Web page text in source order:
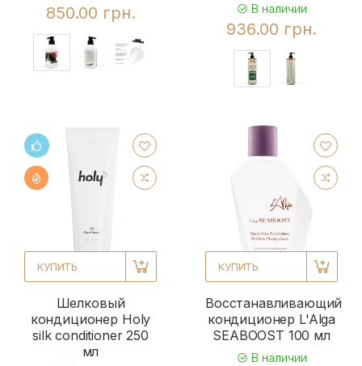
850.00 грн. В наличии
936.00 грн.
КУПИТЬ
Шелковый
кондиционер Holy
silk conditioner 250
мл
КУПИТЬ
Восстанавливающий
кондиционер L'Alga
SEABOOST 100 мл
В наличии